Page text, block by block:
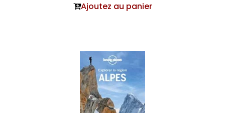
Ajoutez au panier